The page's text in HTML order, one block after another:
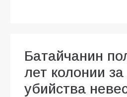
Батайчанин
лет колонии
убийства